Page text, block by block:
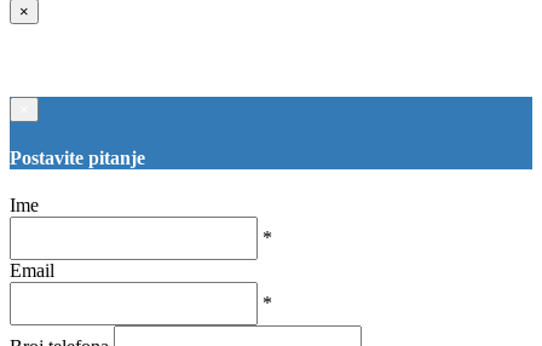
×
Postavite pitanje
Ime
*
Email
*